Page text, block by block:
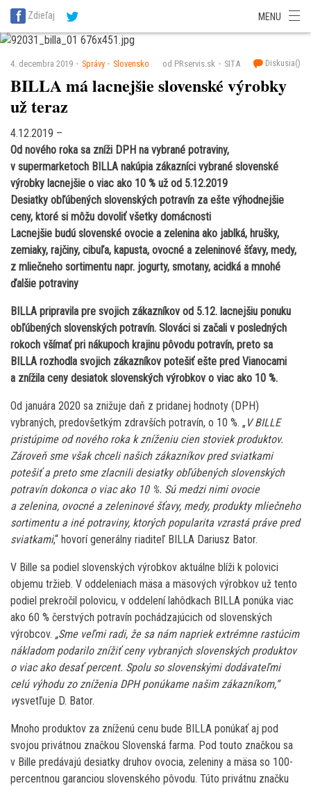
SITA Energetika
SITA Potravinárstvo
Zdieľaj MENU
4. decembra 2019 Správy Slovensko od PRservis.sk SITA Diskusia()
BILLA má lacnejšie slovenské výrobky
už teraz
4.12.2019 –
Od nového roka sa zníži DPH na vybrané potraviny,
v supermarketoch BILLA nakúpia zákazníci vybrané slovenské
výrobky lacnejšie o viac ako 10 % už od 5.12.2019
Desiatky obľúbených slovenských potravín za ešte výhodnejšie
ceny, ktoré si môžu dovoliť všetky domácnosti
Lacnejšie budú slovenské ovocie a zelenina ako jablká, hrušky,
zemiaky, rajčiny, cibuľa, kapusta, ovocné a zeleninové šťavy, medy,
z mliečneho sortimentu napr. jogurty, smotany, acidká a mnohé
ďalšie potraviny
BILLA pripravila pre svojich zákazníkov od 5.12. lacnejšiu ponuku
obľúbených slovenských potravín. Slováci si začali v posledných
rokoch všímať pri nákupoch krajinu pôvodu potravín, preto sa
BILLA rozhodla svojich zákazníkov potešiť ešte pred Vianocami
a znížila ceny desiatok slovenských výrobkov o viac ako 10 %.
Od januára 2020 sa znižuje daň z pridanej hodnoty (DPH)
vybraných, predovšetkým zdravších potravín, o 10 %. „ V BILLE
pristúpime od nového roka k zníženiu cien stoviek produktov.
Zároveň sme však chceli našich zákazníkov pred sviatkami
potešiť a preto sme zlacnili desiatky obľúbených slovenských
potravín dokonca o viac ako 10 %. Sú medzi nimi ovocie
a zelenina, ovocné a zeleninové šťavy, medy, produkty mliečneho
sortimentu a iné potraviny, ktorých popularita vzrastá práve pred
sviatkami,“ hovorí generálny riaditeľ BILLA Dariusz Bator.
V Bille sa podiel slovenských výrobkov aktuálne blíži k polovici
objemu tržieb. V oddeleniach mäsa a mäsových výrobkov už tento
podiel prekročil polovicu, v oddelení lahôdkach BILLA ponúka viac
ako 60 % čerstvých potravín pochádzajúcich od slovenských
výrobcov. „Sme veľmi radi, že sa nám napriek extrémne rastúcim
nákladom podarilo znížiť ceny vybraných slovenských produktov
o viac ako desať percent. Spolu so slovenskými dodávateľmi
celú výhodu zo zníženia DPH ponúkame našim zákazníkom,“
vysvetľuje D. Bator.
Mnoho produktov za zníženú cenu bude BILLA ponúkať aj pod
svojou privátnou značkou Slovenská farma. Pod touto značkou sa
v Bille predávajú desiatky druhov ovocia, zeleniny a mäsa so 100-
percentnou garanciou slovenského pôvodu. Túto privátnu značku